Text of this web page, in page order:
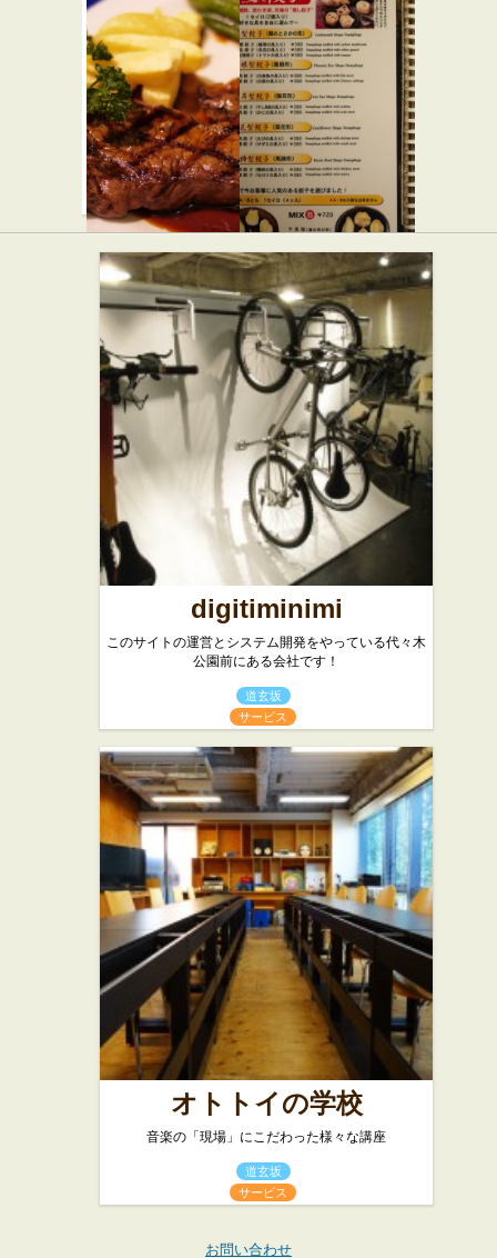
鳥茂 ★★★
和食
赤坂ちび
すけ 新宿
店
中華
ルモンド
★★☆
西洋料理
老辺餃子館
本店
中華
digitiminimi
このサイトの運営とシステム開発をやっている代々木
公園前にある会社です！
道玄坂
サービス
オトトイの学校
音楽の「現場」にこだわった様々な講座
道玄坂
サービス
お問い合わせ